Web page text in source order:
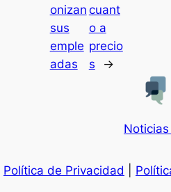
onizan
sus
emple
adas
cuant
o a
precio
s
→
Noticias
Política de Privacidad